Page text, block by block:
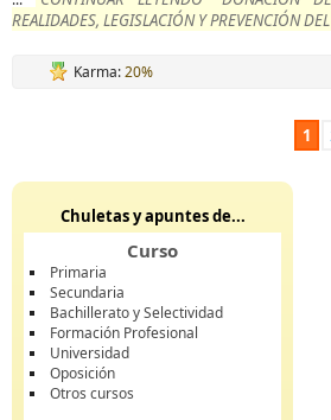
REALIDADES, LEGISLACIÓN Y PREVENCIÓN
Karma:20%
1
Chuletas y apuntes de...
Curso
Primaria
Secundaria
Bachillerato y Selectividad
Formación Profesional
Universidad
Oposición
Otros cursos